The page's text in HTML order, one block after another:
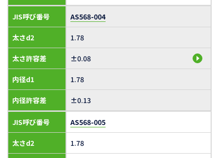
JIS呼び番号
太さd2
太さ許容差
内径d1
内径許容差
AS568-004
1.78
±0.08
1.78
±0.13
JIS呼び番号
太さd2
AS568-005
1.78